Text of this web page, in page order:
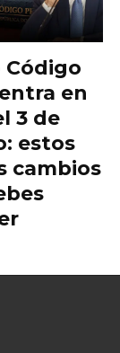
Código
en
3 de
estos
cambios